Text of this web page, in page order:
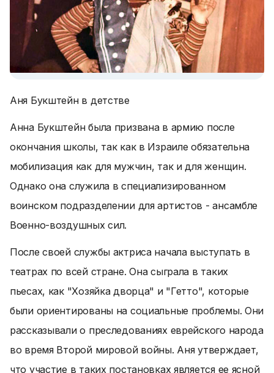
Аня Букштейн в детстве
Анна Букштейн была призвана в армию после
окончания школы, так как в Израиле обязательна
мобилизация как для мужчин, так и для женщин.
Однако она служила в специализированном
воинском подразделении для артистов - ансамбле
Военно-воздушных сил.
После своей службы актриса начала выступать в
театрах по всей стране. Она сыграла в таких
пьесах, как "Хозяйка дворца" и "Гетто", которые
были ориентированы на социальные проблемы. Они
рассказывали о преследованиях еврейского народа
во время Второй мировой войны. Аня утверждает,
что участие в таких постановках является ее ясной